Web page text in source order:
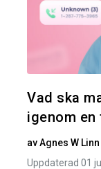
Vad ska
igenom en
avAgnes W Linn
Uppdaterad 01